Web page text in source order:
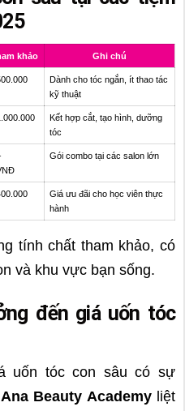
khảo Ghi chú
Dành cho tóc ngắn, ít thao tác
kỹ thuật
Kết hợp cắt, tạo hình, dưỡng
tóc
Gói combo tại các salon lớn
Giá ưu đãi cho học viên thực
hành
tính chất tham khảo, có
và khu vực bạn sống.
đến giá uốn tóc
uốn tóc con sâu có sự
Ana Beauty Academyliệt